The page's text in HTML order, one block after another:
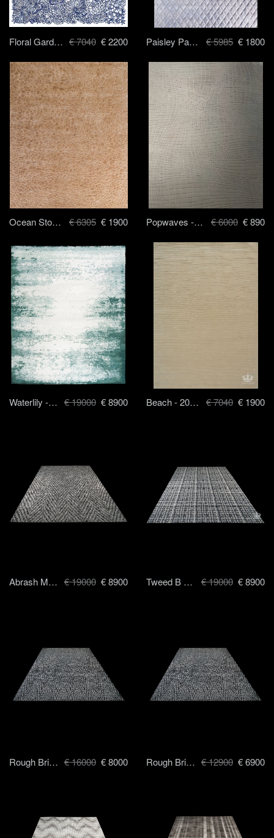
Floral Garden - 200 x 240 cm € 7040 € 2200 Paisley Park - 170 x 240 cm € 5985 € 1800
Ocean Stone - 200x 240 cm € 6305 € 1900 Popwaves - 180 x 180 cm € 6000 € 890
Waterlily - 250 x 300 cm € 19000 € 8900 Beach - 200 x 240 cm € 7040 € 1900
Abrash Men Suite - 250 x 300 cm € 19000 € 8900 Tweed B - 250 x 300 cm € 19000 € 8900
Rough Brit (black) - 250 x 300 cm € 16000 € 8000 Rough Brit (beige) - 250 x 300 cm € 12900 € 6900